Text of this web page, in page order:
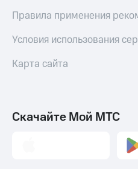
Правила применения
Условия использования
Карта сайта
Скачайте Мой МТС